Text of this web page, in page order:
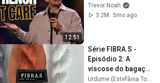
12:51
Trevor Noah
3.2M
5mo ago
Série FIBRA.S -
Episódio 2: A
viscose do bagaço
de cana-de-açucar